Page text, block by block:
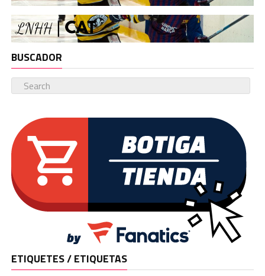
BUSCADOR
ETIQUETES / ETIQUETAS